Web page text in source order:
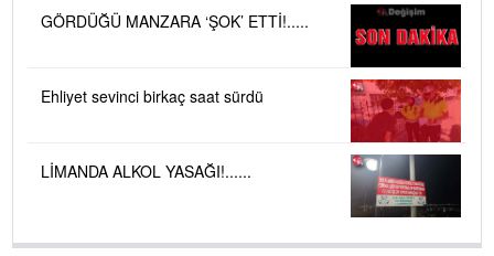
GÖRDÜĞÜ MANZARA ‘ŞOK’ ETTİ!.....
Ehliyet sevinci birkaç saat sürdü
LİMANDA ALKOL YASAĞI!......